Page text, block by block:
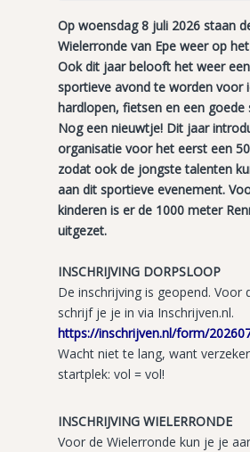
Op woensdag 8 juli 2026 staan
Wielerronde van Epe weer op
Ook dit jaar belooft het weer
sportieve avond te worden voor
hardlopen, fietsen en een goede
Nog een nieuwtje! Dit jaar
organisatie voor het eerst een
zodat ook de jongste talenten
aan dit sportieve evenement.
kinderen is er de 1000 meter
uitgezet.
INSCHRIJVING DORPSLOOP
De inschrijving is geopend. Voor
schrijf je je in via Inschrijven.nl.
https://inschrijven.nl/form/
Wacht niet te lang, want
startplek: vol = vol!
INSCHRIJVING WIELERRONDE
Voor de Wielerronde kun je je